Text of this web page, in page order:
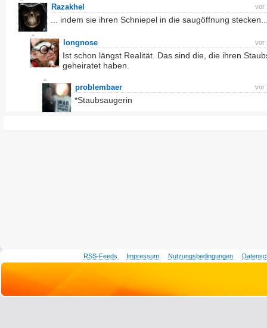
vor
Razakhel
... indem sie ihren Schniepel in die saugöffnung
vor
longnose
Ist schon längst Realität. Das sind die, die ihren
geheiratet haben.
vor
problembaer
*Staubsaugerin
RSS-Feeds Impressum Nutzungsbedingungen